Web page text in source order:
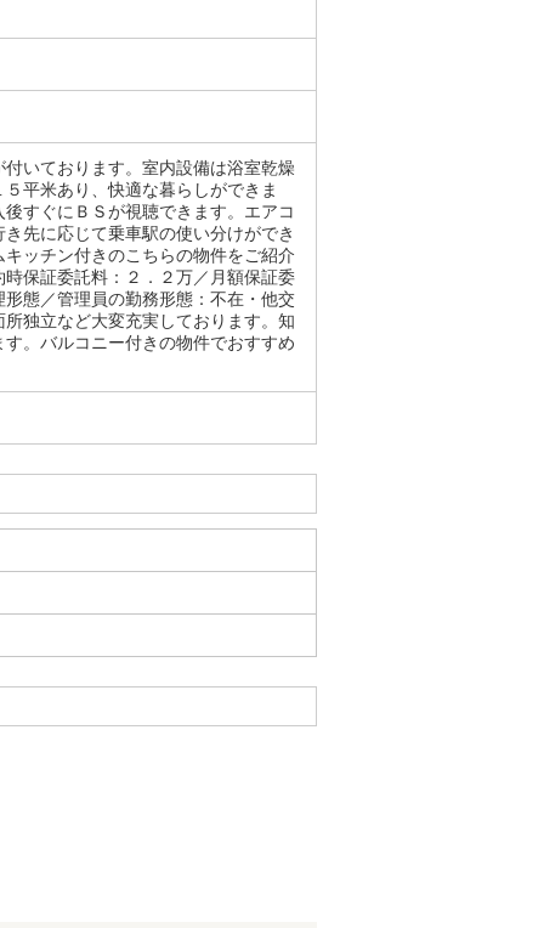
いております。室内設備は浴室乾燥
平米あり、快適な暮らしができま
すぐにＢＳが視聴できます。エアコ
先に応じて乗車駅の使い分けができ
ッチン付きのこちらの物件をご紹介
保証委託料：２．２万／月額保証委
態／管理員の勤務形態：不在・他交
独立など大変充実しております。知
。バルコニー付きの物件でおすすめ